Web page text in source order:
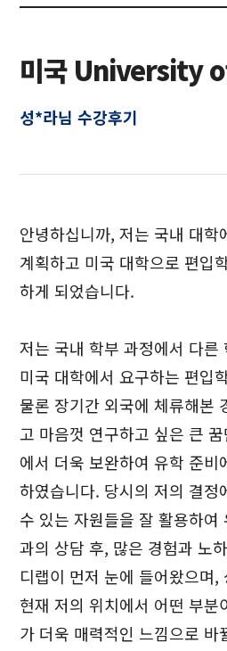
미국 University
성*라님 수강후기
안녕하십니까, 저는 국내 대
계획하고 미국 대학으로 편
하게 되었습니다.
저는 국내 학부 과정에서 다
미국 대학에서 요구하는 편입
물론 장기간 외국에 체류해본
고 마음껏 연구하고 싶은 큰
에서 더욱 보완하여 유학 준
하였습니다. 당시의 저의 결
수 있는 자원들을 잘 활용하
과의 상담 후, 많은 경험과 노
디랩이 먼저 눈에 들어왔으며
현재 저의 위치에서 어떤 부
가 더욱 매력적인 느낌으로